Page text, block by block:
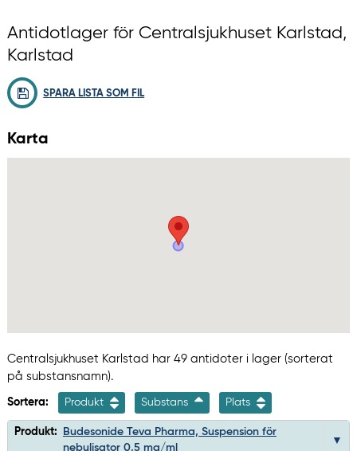
Antidotlager för Centralsjukhuset Karlstad,
Karlstad
SPARA LISTA SOM FIL
Karta
Centralsjukhuset Karlstad har 49 antidoter i lager (sorterat
på substansnamn).
Sortera: Produkt Substans Plats
Produkt:
Budesonide Teva Pharma, Suspension för
nebulisator 0,5 mg/ml